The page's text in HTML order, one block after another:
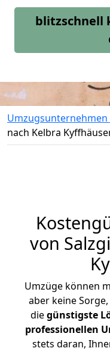
blitzschnell
nach Kelbra
von
Umzüge können
aber keine
diegünstigste
professionellen
stets daran,